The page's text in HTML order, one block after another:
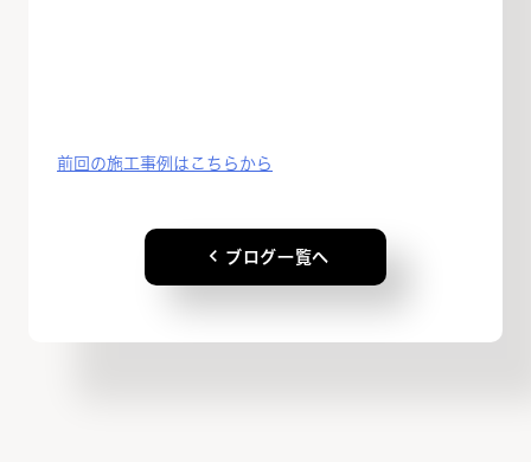
前回の施工事例はこちらから
keyboard_arrow_left ブログ一覧へ